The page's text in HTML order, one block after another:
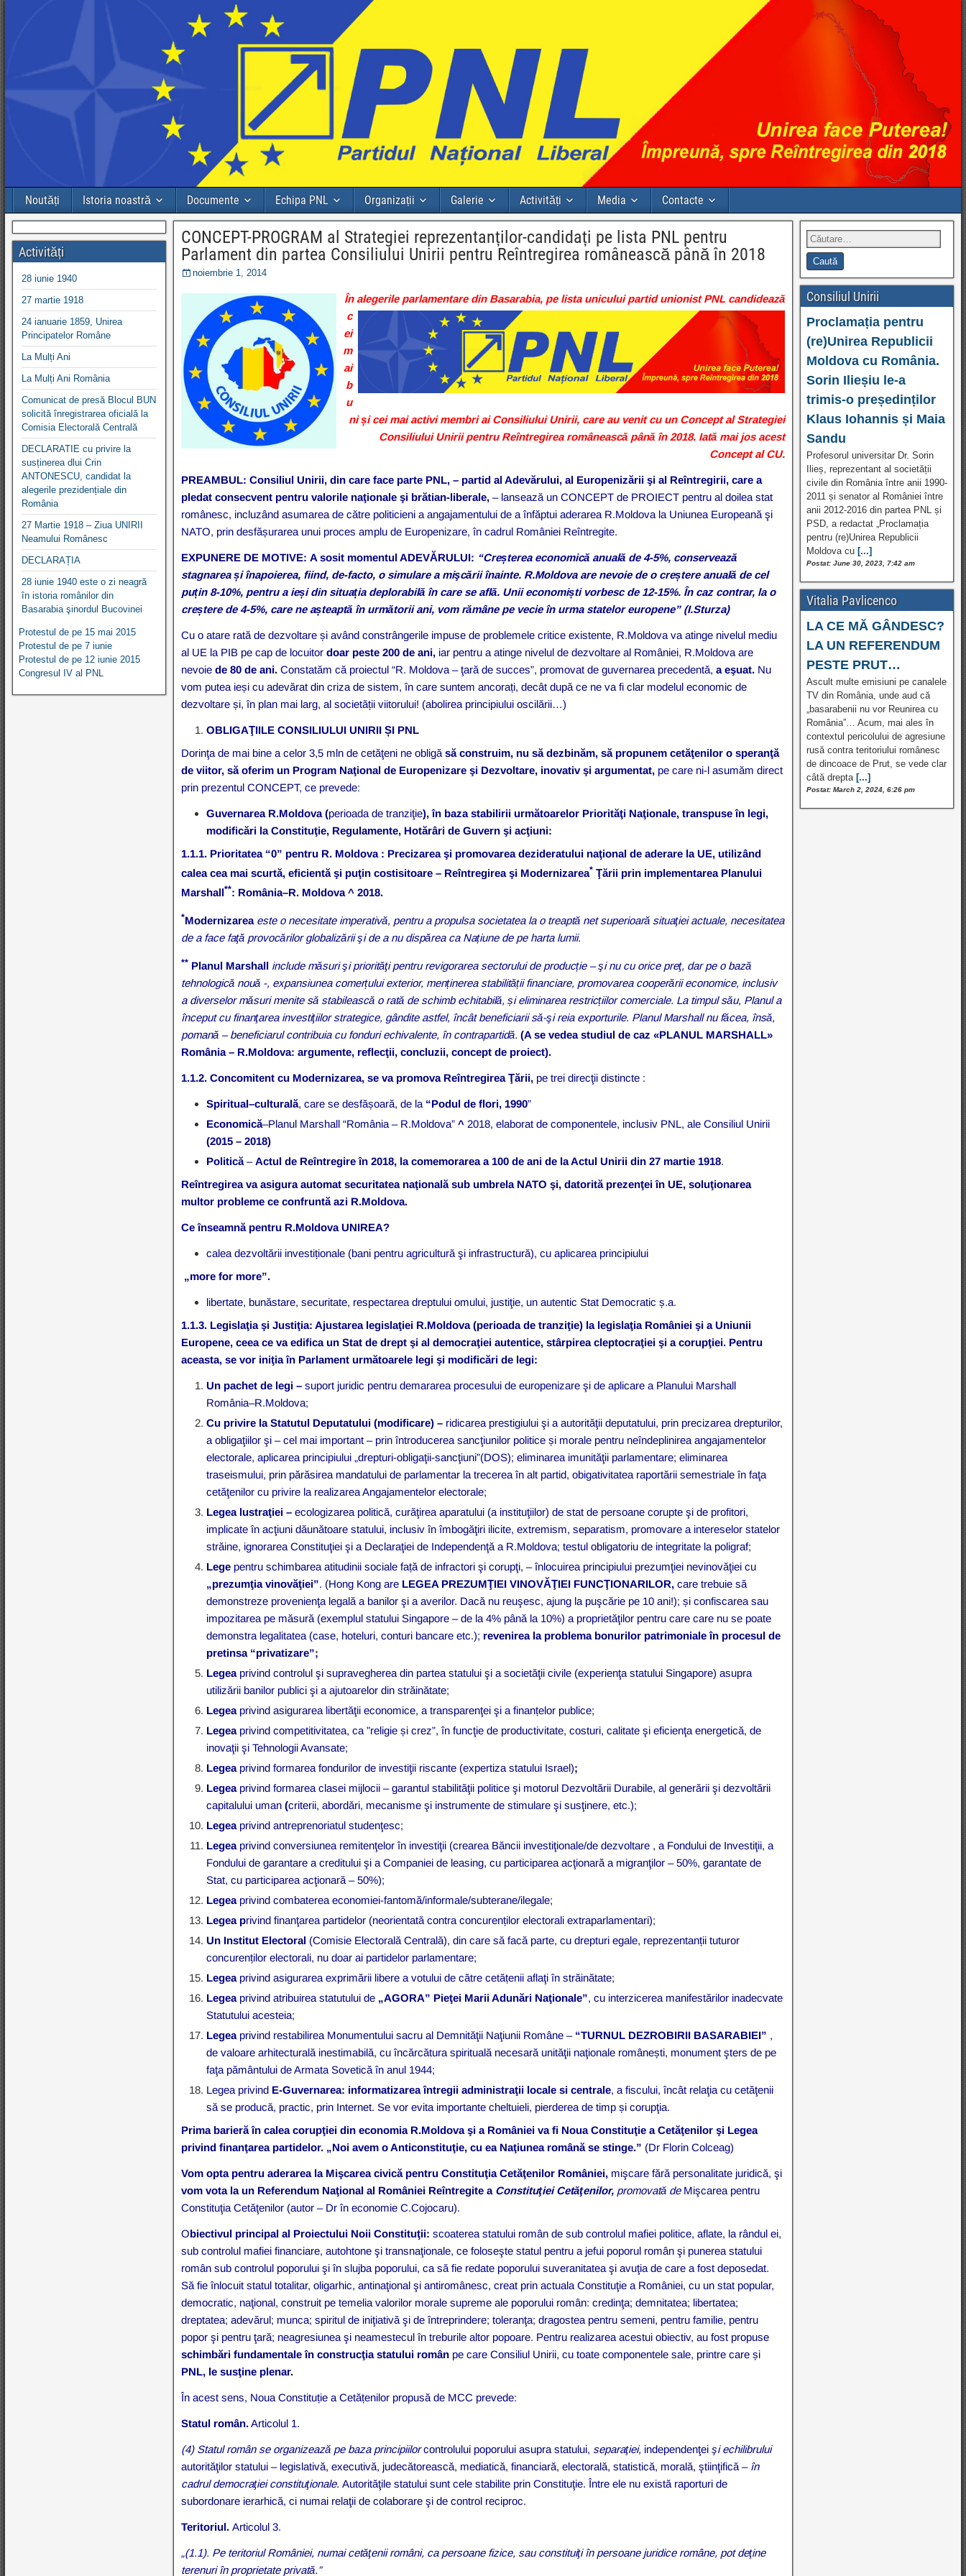
Noutăți Istoria noastră Documente Echipa PNL Organizații Galerie Activități Media Contacte
CONCEPT-PROGRAM al Strategiei reprezentanților-candidați pe lista PNL pentru
Parlament din partea Consiliului Unirii pentru Reîntregirea românească până în 2018
noiembrie 1, 2014
În alegerile parlamentare din Basarabia, pe lista unicului partidunionist PNL candidează
c
ei
m
ai
b
u
ni și cei mai activi membri ai Consiliului Unirii, care au venit cu un Concept al Strategiei
Consiliului Unirii pentru Reîntregirea românească până în 2018. Iată mai jos acest
Concept al CU.
PREAMBUL: Consiliul Unirii, din care face parte PNL, – partid al Adevărului, al Europenizării şi al Reîntregirii, care a
pledat consecvent pentru valorile naţionale şi brătian-liberale, – lansează un CONCEPT de PROIECT pentru al doilea stat
românesc, incluzând asumarea de către politicieni a angajamentului de a înfăptui aderarea R.Moldova la Uniunea Europeană şi
NATO, prin desfășurarea unui proces amplu de Europenizare, în cadrul României Reîntregite.
EXPUNERE DE MOTIVE: A sosit momentul ADEVĂRULUI: “Creșterea economică anuală de 4-5%, conservează
stagnarea și înapoierea, fiind, de-facto, o simulare a mişcării înainte. R.Moldova are nevoie de o creștere anuală de cel
puțin 8-10%, pentru a ieși din situația deplorabilă în care se află. Unii economiști vorbesc de 12-15%. În caz contrar, la o
creștere de 4-5%, care ne așteaptă în următorii ani, vom rămâne pe vecie în urma statelor europene” (I.Sturza)
Cu o atare rată de dezvoltare și având constrângerile impuse de problemele critice existente, R.Moldova va atinge nivelul mediu
al UE la PIB pe cap de locuitordoar peste 200 de ani, iar pentru a atinge nivelul de dezvoltare al României, R.Moldova are
nevoiede 80 de ani.Constatăm că proiectul “R. Moldova – ţară de succes”, promovat de guvernarea precedentă,a eşuat. Nu
vom putea ieși cu adevărat din criza de sistem, în care suntem ancorați, decât după ce ne va fi clar modelul economic de
dezvoltare și, în plan mai larg, al societății viitorului! (abolirea principiului oscilării…)
OBLIGAŢIILE CONSILIULUI UNIRII ȘI PNL
Dorinţa de mai bine a celor 3,5 mln de cetăţeni ne obligăsă construim, nu să dezbinăm, să propunem cetăţenilor o speranţă
de viitor, să oferim un Program Naţional de Europenizare şi Dezvoltare, inovativ şi argumentat, pe care ni-l asumăm direct
prin prezentul CONCEPT, ce prevede:
Guvernarea R.Moldova (perioada de tranziţie), în baza stabilirii următoarelor Priorităţi Naţionale, transpuse în legi,
modificări la Constituţie, Regulamente, Hotărâri de Guvern şi acţiuni:
1.1.1. Prioritatea “0” pentru R. Moldova : Precizarea şi promovarea dezideratului naţional de aderare la UE, utilizând
calea cea mai scurtă, eficientă şi puţin costisitoare – Reîntregirea şi Modernizarea* Ţării prin implementarea Planului
Marshall**: România–R. Moldova^2018.
*Modernizarea este o necesitate imperativă, pentru a propulsa societatea la o treaptă net superioară situaţiei actuale, necesitatea
de a face faţă provocărilor globalizării şi de a nu dispărea ca Națiune de pe harta lumii.
** Planul Marshall include măsuri şi priorităţi pentru revigorarea sectorului de producție – şi nu cu orice preţ, dar pe o bază
tehnologică nouă -, expansiunea comerțului exterior, menținerea stabilității financiare, promovarea cooperării economice, inclusiv
a diverselor măsuri menite să stabilească o rată de schimb echitabilă, și eliminarea restricțiilor comerciale. La timpul său, Planul a
început cu finanţarea investiţiilor strategice, gândite astfel, încât beneficiarii să-şi reia exporturile. Planul Marshall nu făcea, însă,
pomană – beneficiarul contribuia cu fonduri echivalente, în contrapartidă. (A se vedea studiul de caz «PLANUL MARSHALL»
România – R.Moldova: argumente, reflecţii, concluzii, concept de proiect).
1.1.2.Concomitent cu Modernizarea, se va promova Reîntregirea Ţării, pe trei direcţii distincte :
Spiritual–culturală, care se desfășoară, de la “Podul de flori, 1990”
Economică–Planul Marshall “România – R.Moldova”^ 2018, elaborat de componentele, inclusiv PNL, ale Consiliul Unirii
(2015 – 2018)
Politică– Actul de Reîntregire în 2018, la comemorarea a 100 de ani de la Actul Unirii din 27 martie 1918.
Reîntregirea va asigura automat securitatea naţională sub umbrela NATO şi, datorită prezenţei în UE, soluţionarea
multor probleme ce confruntă azi R.Moldova.
Ce înseamnă pentru R.Moldova UNIREA?
calea dezvoltării investiționale (bani pentru agricultură şi infrastructură), cu aplicarea principiului
„more for more”.
libertate, bunăstare, securitate, respectarea dreptului omului, justiţie, un autentic Stat Democratic ș.a.
1.1.3. Legislaţia şi Justiţia: Ajustarea legislaţiei R.Moldova (perioada de tranziţie) la legislaţia României şi a Uniunii
Europene, ceea ce va edifica un Stat de drept şi al democraţiei autentice, stârpirea cleptocraţiei şi a corupţiei. Pentru
aceasta, se vor iniţia în Parlament următoarele legi şi modificări de legi:
Un pachet de legi –suport juridic pentru demararea procesului de europenizare şi de aplicare a Planului Marshall
România–R.Moldova;
Cu privire la Statutul Deputatului (modificare) – ridicarea prestigiului şi a autorităţii deputatului, prin precizarea drepturilor,
a obligaţiilor şi – cel mai important – prin întroducerea sancţiunilor politice și morale pentru neîndeplinirea angajamentelor
electorale, aplicarea principiului „drepturi-obligaţii-sancţiuni”(DOS); eliminarea imunităţii parlamentare; eliminarea
traseismului, prin părăsirea mandatului de parlamentar la trecerea în alt partid, obigativitatea raportării semestriale în faţa
cetăţenilor cu privire la realizarea Angajamentelor electorale;
Legea lustraţiei –ecologizarea politică, curăţirea aparatului (a instituţiilor) de stat de persoane corupte şi de profitori,
implicate în acţiuni dăunătoare statului, inclusiv în îmbogăţiri ilicite, extremism, separatism, promovare a intereselor statelor
străine, ignorarea Constituţiei şi a Declaraţiei de Independenţă a R.Moldova; testul obligatoriu de integritate la poligraf;
Lege pentru schimbarea atitudinii sociale față de infractori şi corupţi, – înlocuirea principiului prezumţiei nevinovăţiei cu
„prezumţia vinovăţiei”. (Hong Kong are LEGEA PREZUMŢIEI VINOVĂŢIEI FUNCŢIONARILOR,care trebuie să
demonstreze provenienţa legală a banilor şi a averilor. Dacă nu reuşesc, ajung la puşcărie pe 10 ani!); și confiscarea sau
impozitarea pe măsură (exemplul statului Singapore – de la 4% până la 10%) a proprietăţilor pentru care care nu se poate
demonstra legalitatea (case, hoteluri, conturi bancare etc.); revenirea la problema bonurilor patrimoniale în procesul de
pretinsa “privatizare”;
Legea privind controlul şi supravegherea din partea statului şi a societăţii civile (experienţa statului Singapore) asupra
utilizării banilor publici şi a ajutoarelor din străinătate;
Legea privind asigurarea libertăţii economice, a transparenţei şi a finanțelor publice;
Legea privind competitivitatea, ca ”religie și crez”, în funcţie de productivitate, costuri, calitate şi eficienţa energetică, de
inovaţii şi Tehnologii Avansate;
Legea privind formarea fondurilor de investiţii riscante (expertiza statului Israel);
Legea privind formarea clasei mijlocii – garantul stabilităţii politice şi motorul Dezvoltării Durabile, al generării şi dezvoltării
capitalului uman (criterii, abordări, mecanisme şi instrumente de stimulare şi susţinere, etc.);
Legea privind antreprenoriatul studenţesc;
Legea privind conversiunea remitenţelor în investiţii (crearea Băncii investiţionale/de dezvoltare , a Fondului de Investiţii, a
Fondului de garantare a creditului şi a Companiei de leasing, cu participarea acţionară a migranţilor – 50%, garantate de
Stat, cu participarea acţionară – 50%);
Legea privind combaterea economiei-fantomă/informale/subterane/ilegale;
Legea privind finanţarea partidelor (neorientată contra concurenților electorali extraparlamentari);
Un Institut Electoral (Comisie Electorală Centrală), din care să facă parte, cu drepturi egale, reprezentanții tuturor
concurenților electorali, nu doar ai partidelor parlamentare;
Legea privind asigurarea exprimării libere a votului de către cetățenii aflaţi în străinătate;
Legea privind atribuirea statutului de „AGORA” Pieţei Marii Adunări Naţionale”, cu interzicerea manifestărilor inadecvate
Statutului acesteia;
Legea privind restabilirea Monumentului sacru al Demnităţii Naţiunii Române – “TURNUL DEZROBIRII BASARABIEI” ,
de valoare arhitecturală inestimabilă, cu încărcătura spirituală necesară unităţii naţionale românești, monument şters de pe
faţa pământului de Armata Sovetică în anul 1944;
Legea privind E-Guvernarea: informatizarea întregii administraţii locale si centrale, a fiscului, încât relaţia cu cetăţenii
să se producă, practic, prin Internet. Se vor evita importante cheltuieli, pierderea de timp și corupţia.
Prima barieră în calea corupţiei din economia R.Moldova şi a României va fi Noua Constituţie a Cetăţenilor şi Legea
privind finanţarea partidelor. „Noi avem o Anticonstituţie, cu ea Naţiunea română se stinge.” (Dr Florin Colceag)
Vom opta pentru aderarea la Mişcarea civicăpentru Constituţia Cetăţenilor României, mişcare fără personalitate juridică, şi
vom vota la un Referendum Naţional al României Reîntregite a Constituţiei Cetăţenilor, promovată de Mişcarea pentru
Constituţia Cetăţenilor (autor – Dr în economie C.Cojocaru).
Obiectivul principal al Proiectului Noii Constituţii: scoaterea statului român de sub controlul mafiei politice, aflate, la rândul ei,
sub controlul mafiei financiare, autohtone şi transnaţionale, ce foloseşte statul pentru a jefui poporul român şi punerea statului
român sub controlul poporului şi în slujba poporului, ca să fie redate poporului suveranitatea şi avuţia de care a fost deposedat.
Să fie înlocuit statul totalitar, oligarhic, antinaţional şi antiromânesc, creat prin actuala Constituţie a României, cu un stat popular,
democratic, naţional, construit pe temelia valorilor morale supreme ale poporului român: credinţa; demnitatea; libertatea;
dreptatea; adevărul; munca; spiritul de iniţiativă şi de întreprindere; toleranţa; dragostea pentru semeni, pentru familie, pentru
popor şi pentru ţară; neagresiunea şi neamestecul în treburile altor popoare. Pentru realizarea acestui obiectiv, au fost propuse
schimbări fundamentale în construcţia statului român pe care Consiliul Unirii, cu toate componentele sale, printre care și
PNL, le susţine plenar.
În acest sens, Noua Constituție a Cetățenilor propusă de MCC prevede:
Statul român.Articolul 1.
(4) Statul român se organizează pe baza principiilorcontrolului poporului asupra statului, separaţiei, independenţei şi echilibrului
autorităţilor statului – legislativă, executivă, judecătorească, mediatică, financiară, electorală, statistică, morală, ştiinţifică –în
cadrul democraţiei constituţionale.Autorităţile statului sunt cele stabilite prin Constituţie. Între ele nu există raporturi de
subordonare ierarhică, ci numai relaţii de colaborare şi de control reciproc.
Teritoriul.Articolul 3.
„(1.1). Pe teritoriul României, numai cetăţenii români, ca persoane fizice, sau constituiţi în persoane juridice române, pot deţine
terenuri în proprietate privată.”
Activități
28 iunie 1940
27 martie 1918
24 ianuarie 1859, Unirea
Principatelor Române
La Mulți Ani
La Mulți Ani România
Comunicat de presă Blocul BUN
solicită înregistrarea oficială la
Comisia Electorală Centrală
DECLARATIE cu privire la
susținerea dlui Crin
ANTONESCU, candidat la
alegerile prezidențiale din
România
27 Martie 1918 – Ziua UNIRII
Neamului Românesc
DECLARAȚIA
28 iunie 1940 este o zi neagră
în istoria românilor din
Basarabia şinordul Bucovinei
Protestul de pe 15 mai 2015
Protestul de pe 7 iunie
Protestul de pe 12 iunie 2015
Congresul IV al PNL
Consiliul Unirii
Proclamația pentru
(re)Unirea Republicii
Moldova cu România.
Sorin Ilieșiu le-a
trimis-o președinților
Klaus Iohannis și Maia
Sandu
Profesorul universitar Dr. Sorin
Ilieș, reprezentant al societății
civile din România între anii 1990-
2011 și senator al României între
anii 2012-2016 din partea PNL și
PSD, a redactat „Proclamația
pentru (re)Unirea Republicii
Moldova cu [...]
Postat: June 30, 2023, 7:42 am
Vitalia Pavlicenco
LA CE MĂ GÂNDESC?
LA UN REFERENDUM
PESTE PRUT…
Ascult multe emisiuni pe canalele
TV din România, unde aud că
„basarabenii nu vor Reunirea cu
România”… Acum, mai ales în
contextul pericolului de agresiune
rusă contra teritoriului românesc
de dincoace de Prut, se vede clar
câtă drepta[...]
Postat: March 2, 2024, 6:26 pm